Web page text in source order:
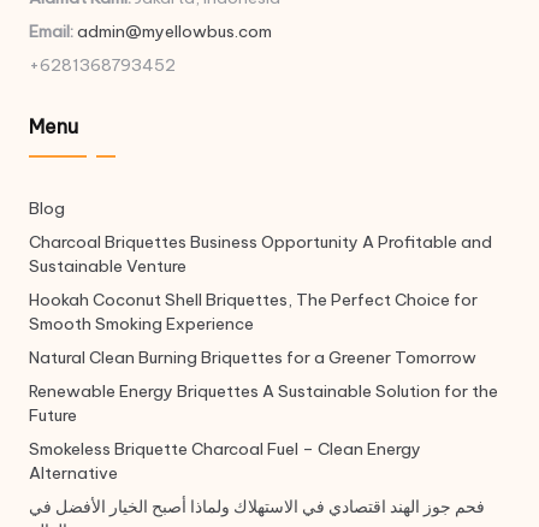
Email:admin@myellowbus.com
+6281368793452
Menu
Blog
Charcoal Briquettes Business Opportunity A Profitable and
Sustainable Venture
Hookah Coconut Shell Briquettes, The Perfect Choice for
Smooth Smoking Experience
Natural Clean Burning Briquettes for a Greener Tomorrow
Renewable Energy Briquettes A Sustainable Solution for the
Future
Smokeless Briquette Charcoal Fuel – Clean Energy
Alternative
فحم جوز الهند اقتصادي في الاستهلاك ولماذا أصبح الخيار الأفضل في